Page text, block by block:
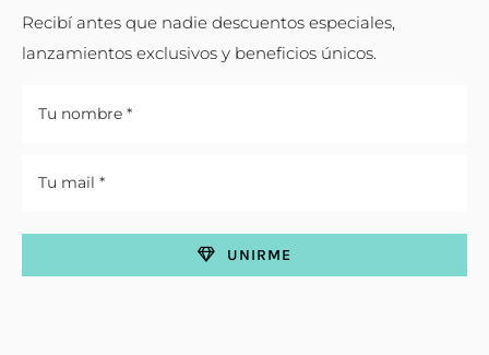
Recibí antes que nadie descuentos especiales,
lanzamientos exclusivos y beneficios únicos.
UNIRME